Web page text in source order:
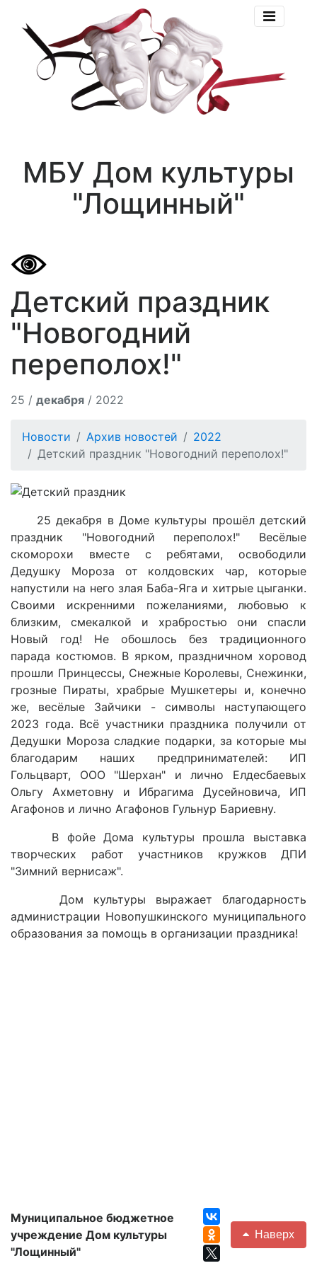
МБУ Дом культуры
"Лощинный"
Детский праздник
"Новогодний
переполох!"
25 / декабря / 2022
Новости Архив новостей
2022
Детский праздник "Новогодний переполох!"
25 декабря в Доме культуры прошёл детский
праздник "Новогодний переполох!" Весёлые
скоморохи вместе с ребятами, освободили
Дедушку Мороза от колдовских чар, которые
напустили на него злая Баба-Яга и хитрые цыганки.
Своими искренними пожеланиями, любовью к
близким, смекалкой и храбростью они спасли
Новый год! Не обошлось без традиционного
парада костюмов. В ярком, праздничном хоровод
прошли Принцессы, Снежные Королевы, Снежинки,
грозные Пираты, храбрые Мушкетеры и, конечно
же, весёлые Зайчики - символы наступающего
2023 года. Всё участники праздника получили от
Дедушки Мороза сладкие подарки, за которые мы
благодарим наших предпринимателей: ИП
Гольцварт, ООО "Шерхан" и лично Елдесбаевых
Ольгу Ахметовну и Ибрагима Дусейновича, ИП
Агафонов и лично Агафонов Гульнур Бариевну.
В фойе Дома культуры прошла выставка
творческих работ участников кружков ДПИ
"Зимний вернисаж".
Дом культуры выражает благодарность
администрации Новопушкинского муниципального
образования за помощь в организации праздника!
Муниципальное бюджетное
учреждение Дом культуры
"Лощинный"
Наверх